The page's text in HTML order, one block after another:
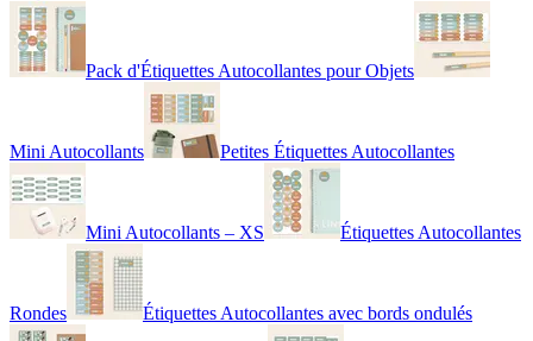
Pack d'Étiquettes Autocollantes pour Objets
Mini Autocollants Petites Étiquettes Autocollantes
Mini Autocollants – XS Étiquettes Autocollantes
Rondes Étiquettes Autocollantes avec bords ondulés